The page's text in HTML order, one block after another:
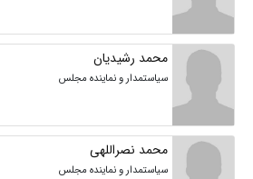
محمد رشیدیان
سیاستمدار و نماینده مجلس
محمد نصراللهی
سیاستمدار و نماینده مجلس